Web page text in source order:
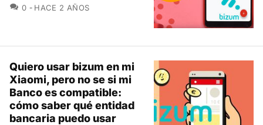
0 COMENTARIOS
HACE 2 AÑOS
Quiero usar bizum en mi
Xiaomi, pero no se si mi
Banco es compatible:
cómo saber qué entidad
bancaria puedo usar